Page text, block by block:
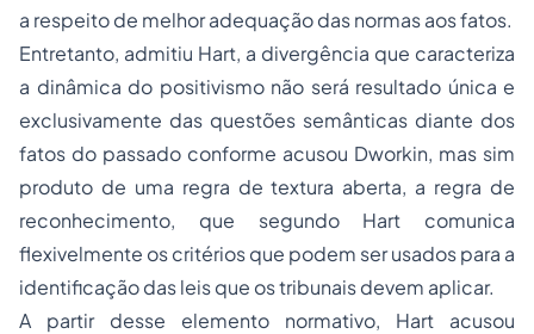
a respeito de melhor adequação das normas aos fatos.
Entretanto, admitiu Hart, a divergência que caracteriza
a dinâmica do positivismonão será resultado única e
exclusivamente das questões semânticas diante dos
fatos do passado conforme acusou Dworkin, mas sim
produto de uma regra de textura aberta, a regra de
reconhecimento, que segundo Hart comunica
flexivelmente os critérios que podem ser usados para a
identificação das leis que os tribunais devem aplicar.
A partir desse elemento normativo, Hart acusou